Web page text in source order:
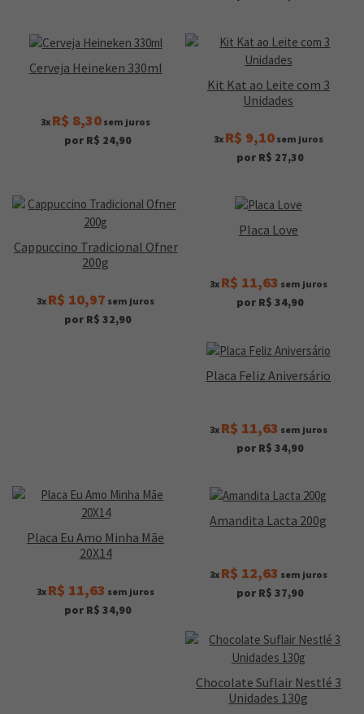
Cerveja Heineken 330ml
3x R$ 8,30 sem juros
por R$ 24,90
Kit Kat ao Leite com 3
Unidades
3x R$ 9,10sem juros
por R$ 27,30
Cappuccino Tradicional Ofner
200g
3x R$ 10,97 sem juros
por R$ 32,90
Placa Love
3x R$ 11,63 sem juros
por R$ 34,90
Placa Feliz Aniversário
3x R$ 11,63 sem juros
por R$ 34,90
Placa Eu Amo Minha Mãe
20X14
3x R$ 11,63 sem juros
por R$ 34,90
Amandita Lacta 200g
3x R$ 12,63 sem juros
por R$ 37,90
Chocolate Suflair Nestlé 3
Unidades 130g